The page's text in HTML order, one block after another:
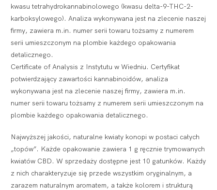
kwasu tetrahydrokannabinolowego (kwasu delta-9-THC-2-
karboksylowego). Analiza wykonywana jest na zlecenie naszej
firmy, zawiera m.in. numer serii towaru tożsamy z numerem
serii umieszczonym na plombie każdego opakowania
detalicznego.
Certificate of Analysis z Instytutu w Wiedniu. Certyfikat
potwierdzający zawartości kannabinoidów, analiza
wykonywana jest na zlecenie naszej firmy, zawiera m.in.
numer serii towaru tożsamy z numerem serii umieszczonym na
plombie każdego opakowania detalicznego.
Najwyższej jakości, naturalne kwiaty konopi w postaci całych
„topów”. Każde opakowanie zawiera 1 g ręcznie trymowanych
kwiatów CBD. W sprzedaży dostępne jest 10 gatunków. Każdy
z nich charakteryzuje się przede wszystkim oryginalnym, a
zarazem naturalnym aromatem, a także kolorem i strukturą